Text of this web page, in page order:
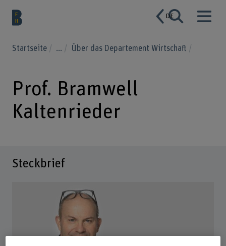
DE
Startseite ... Über das Departement Wirtschaft
Prof. Bramwell
Kaltenrieder
Steckbrief